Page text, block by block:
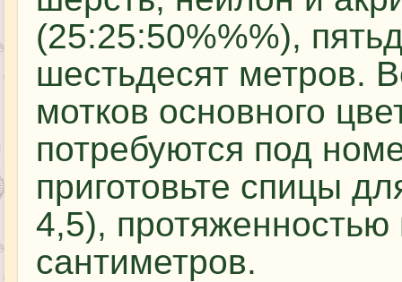
(25:25:50%%%),
шестьдесят метров.
мотков основного
потребуются под
приготовьте спицы
4,5), протяженностью
сантиметров.